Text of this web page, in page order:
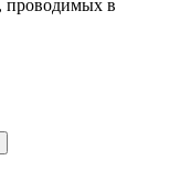
проводимых в